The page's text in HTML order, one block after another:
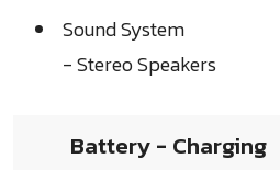
Sound System
- Stereo Speakers
Battery - Charging